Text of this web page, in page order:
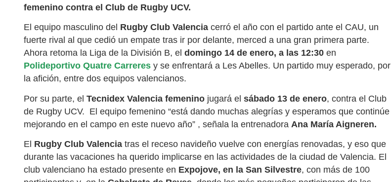
femenino contra el Club de Rugby UCV.
El equipo masculino del Rugby Club Valencia cerró el año con el partido ante el CAU, un
fuerte rival al que cedió un empate tras ir por delante, merced a una gran primera parte.
Ahora retoma la Liga de la División B, el domingo 14 de enero, a las 12:30 en
Polideportivo Quatre Carreres y se enfrentará a Les Abelles. Un partido muy esperado, por
la afición, entre dos equipos valencianos.
Por su parte, el Tecnidex Valencia femenino jugará el sábado 13 de enero, contra el Club
de Rugby UCV. El equipo femenino “está dando muchas alegrías y esperamos que continúe
mejorando en el campo en este nuevo año” , señala la entrenadora Ana María Aigneren.
El Rugby Club Valencia tras el receso navideño vuelve con energías renovadas, y eso que
durante las vacaciones ha querido implicarse en las actividades de la ciudad de Valencia. El
club valenciano ha estado presente en Expojove, en la San Silvestre, con más de 100